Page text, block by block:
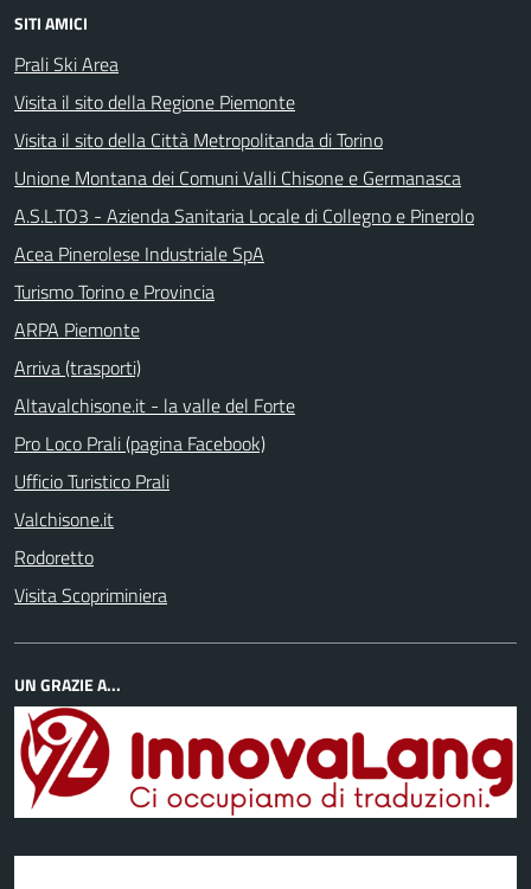
SITI AMICI
Prali Ski Area
Visita il sito della Regione Piemonte
Visita il sito della Città Metropolitanda di Torino
Unione Montana dei Comuni Valli Chisone e Germanasca
A.S.L.TO3 - Azienda Sanitaria Locale di Collegno e Pinerolo
Acea Pinerolese Industriale SpA
Turismo Torino e Provincia
ARPA Piemonte
Arriva (trasporti)
Altavalchisone.it - la valle del Forte
Pro Loco Prali (pagina Facebook)
Ufficio Turistico Prali
Valchisone.it
Rodoretto
Visita Scopriminiera
UN GRAZIE A...